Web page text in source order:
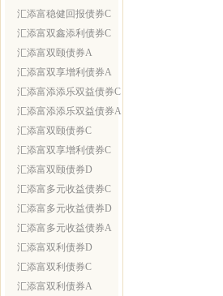
汇添富稳健回报债券C
汇添富双鑫添利债券C
汇添富双颐债券A
汇添富双享增利债券A
汇添富添添乐双益债券C
汇添富添添乐双益债券A
汇添富双颐债券C
汇添富双享增利债券C
汇添富双颐债券D
汇添富多元收益债券C
汇添富多元收益债券D
汇添富多元收益债券A
汇添富双利债券D
汇添富双利债券C
汇添富双利债券A